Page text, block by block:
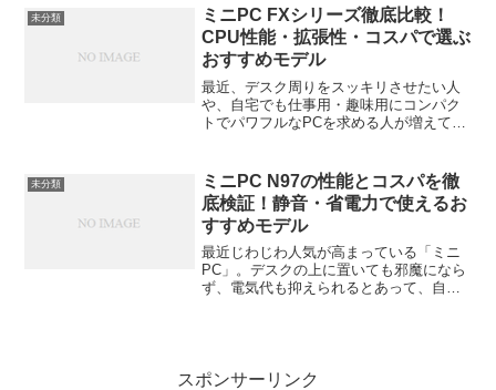
因も多様です。でも慌てなくて大丈夫。
この記事では、そんな「この...
未分類
ミニPC FXシリーズ徹底比較！
CPU性能・拡張性・コスパで選ぶ
おすすめモデル
最近、デスク周りをスッキリさせたい人
や、自宅でも仕事用・趣味用にコンパク
トでパワフルなPCを求める人が増えてい
PC群。この記事では、CPU性能・拡張
性・コストパフォ...
未分類
ミニPC N97の性能とコスパを徹
底検証！静音・省電力で使えるお
すすめモデル
最近じわじわ人気が高まっている「ミニ
PC」。デスクの上に置いても邪魔になら
ず、電気代も抑えられるとあって、自宅
スポンサーリンク